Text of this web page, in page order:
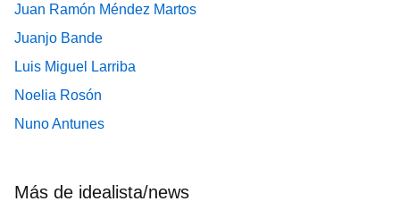
Juan Ramón Méndez Martos
Juanjo Bande
Luis Miguel Larriba
Noelia Rosón
Nuno Antunes
Más de idealista/news